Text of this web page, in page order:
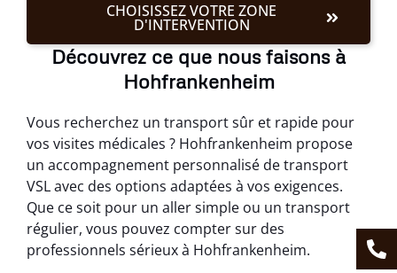
CHOISISSEZ VOTRE ZONE
D'INTERVENTION
Découvrez ce que nous faisons à
Hohfrankenheim
Vous recherchez un transport sûr et rapide pour
vos visites médicales ? Hohfrankenheim propose
un accompagnement personnalisé de transport
VSL avec des options adaptées à vos exigences.
Que ce soit pour un aller simple ou un transport
régulier, vous pouvez compter sur des
professionnels sérieux à Hohfrankenheim.